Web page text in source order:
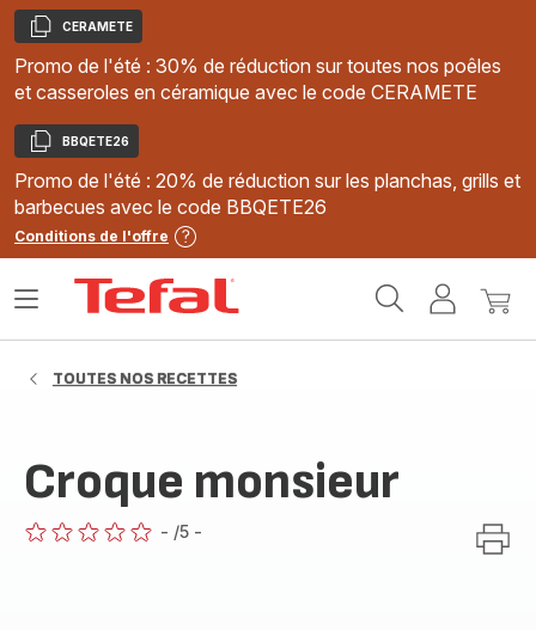
Copier
CERAMETE
Promo de l'été : 30% de réduction sur toutes nos poêles
et casseroles en céramique avec le code CERAMETE
Copier
BBQETE26
Promo de l'été : 20% de réduction sur les planchas, grills et
barbecues avec le code BBQETE26
Conditions de l'offre
MonMon
Ouvrir
TOUTES NOS RECETTES
Croque monsieur
- /5 -